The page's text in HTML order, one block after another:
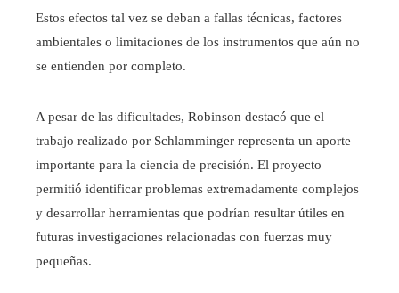
Estos efectos tal vez se deban a fallas técnicas, factores
ambientales o limitaciones de los instrumentos que aún no
se entienden por completo.
A pesar de las dificultades, Robinson destacó que el
trabajo realizado por Schlamminger representa un aporte
importante para la ciencia de precisión. El proyecto
permitió identificar problemas extremadamente complejos
y desarrollar herramientas que podrían resultar útiles en
futuras investigaciones relacionadas con fuerzas muy
pequeñas.